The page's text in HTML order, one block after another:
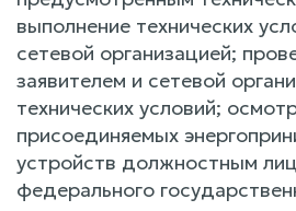
выполнение технических
сетевой организацией;
заявителем и сетевой
технических условий;
присоединяемых
устройств должностным
федерального